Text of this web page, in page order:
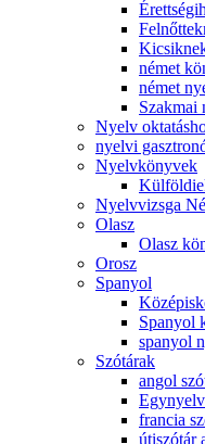
német
német
Szakmai
Nyelv
nyelvi
Nyelvkönyvek
Nyelvvizsga
Olasz
Olasz
Orosz
Spanyol
Spanyol
spanyol
Szótárak
angol
francia
útiszótár